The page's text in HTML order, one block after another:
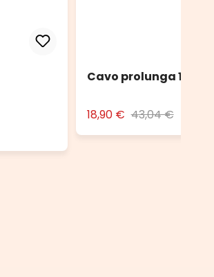
Cavo prolunga 10 m
18,90 € 43,04 €